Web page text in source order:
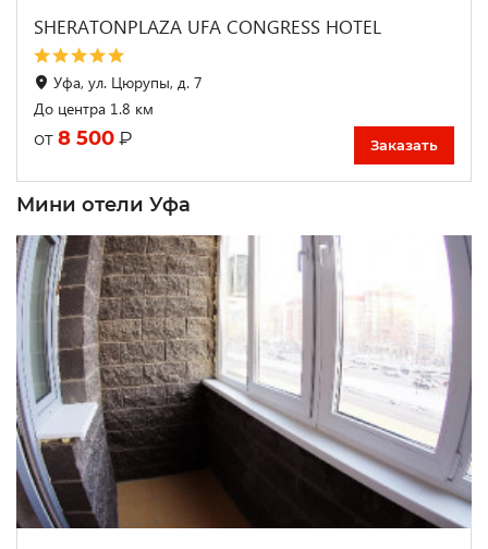
SHERATONPLAZA UFA CONGRESS HOTEL
Уфа, ул. Цюрупы, д. 7
До центра 1.8 км
от 8 500 ₽ Заказать
Мини отели Уфа